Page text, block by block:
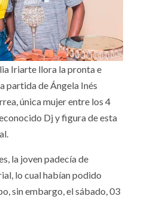
Iriarte llora la pronta e
partida de Ángela Inés
única mujer entre los 4
Dj y figura de esta
la joven padecía de
lo cual habían podido
sin embargo, el sábado, 03